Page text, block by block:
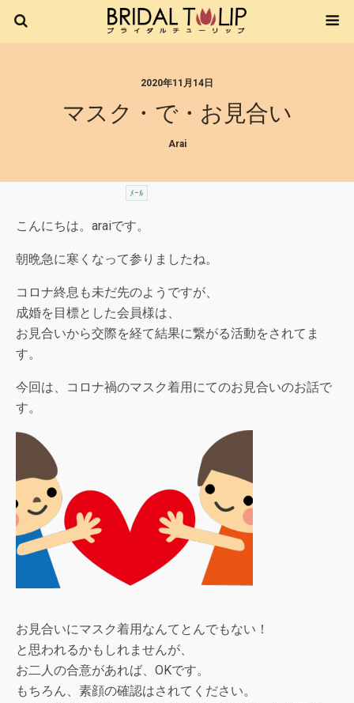
2020年11月14日
マスク・で・お見合い
Arai
ﾒｰﾙ
こんにちは。araiです。
朝晩急に寒くなって参りましたね。
コロナ終息も未だ先のようですが、
成婚を目標とした会員様は、
お見合いから交際を経て結果に繋がる活動をされてま
す。
今回は、コロナ禍のマスク着用にてのお見合いのお話で
す。
お見合いにマスク着用なんてとんでもない！
と思われるかもしれませんが、
お二人の合意があれば、OKです。
もちろん、素顔の確認はされてください。